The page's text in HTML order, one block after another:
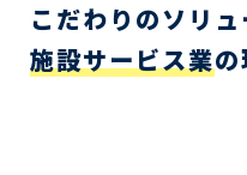
こだわりのソリ
施設サービス業